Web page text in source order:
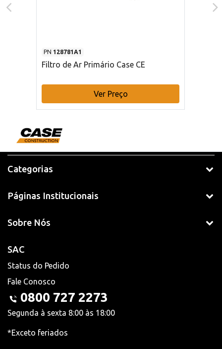
PN 128781A1
Filtro de Ar Primário Case CE
Ver Preço
Categorias
Páginas Institucionais
Sobre Nós
SAC
Status do Pedido
Fale Conosco
0800 727 2273
Segunda à sexta 8:00 às 18:00
*Exceto feriados